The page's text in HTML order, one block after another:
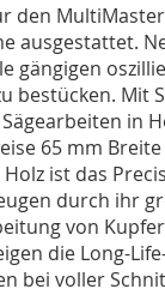
den
ausgestattet.
gängigen
bestücken. Mit
in
65 mm
ist das
durch ihr
von
die Long-
bei voller